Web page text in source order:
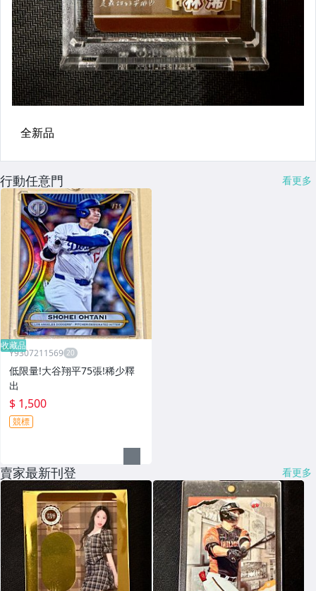
行動任意門 看更多
收藏品
Y9307211569
低限量!大谷翔平75張!稀少釋
出
$ 1,500
競標
賣家最新刊登 看更多